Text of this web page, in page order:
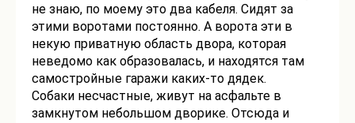
не знаю, по моему это два кабеля. Сидят за
этими воротами постоянно. А ворота эти в
некую приватную область двора, которая
неведомо как образовалась, и наxодятся там
самостройные гаражи каких-то дядек.
Собаки несчастные, живут на асфальте в
замкнутом небольшом дворике. Отсюда и